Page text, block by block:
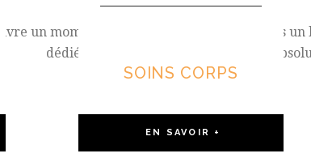
vivre un moment de bien être inoubliable dans un
dédié à la détente et au raffinement
SOINS CORPS
EN SAVOIR +
SOINS